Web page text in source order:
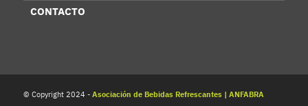
CONTACTO
© Copyright 2024 - Asociación de Bebidas Refrescantes | ANFABRA